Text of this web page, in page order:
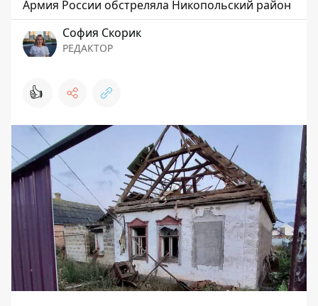
Армия России обстреляла Никопольский район
София Скорик
РЕДАКТОР
👍